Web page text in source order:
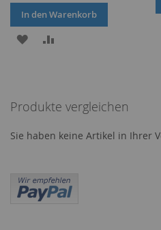
In den Warenkorb
ZUR
Produkte vergleichen
Sie haben keine Artikel in Ihrer